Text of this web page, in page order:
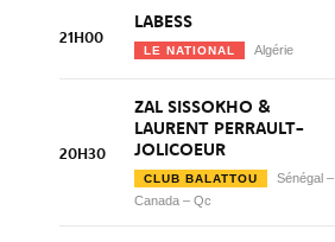
21H00
LABESS
LE NATIONAL Algérie
20H30
ZAL SISSOKHO &
LAURENT PERRAULT-
JOLICOEUR
CLUB BALATTOU
Sénégal –
Canada – Qc